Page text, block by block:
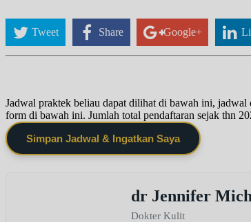
Tweet Share Google+
Jadwal praktek beliau dapat dilihat di bawah ini, jadwal
form di bawah ini. Jumlah total pendaftaran sejak thn
Simpan Jadwal & Ingatkan Saya
dr Jennifer
Dokter Kulit